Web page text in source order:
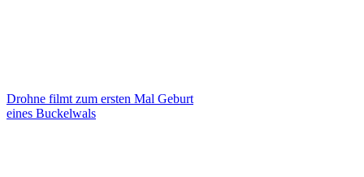
Drohne filmt zum ersten Mal Geburt
eines Buckelwals